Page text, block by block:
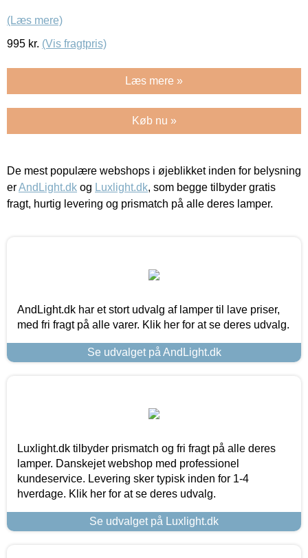
(Læs mere)
995 kr. (Vis fragtpris)
Læs mere »
Køb nu »
De mest populære webshops i øjeblikket inden for belysning
erAndLight.dk og Luxlight.dk, som begge tilbyder gratis
fragt, hurtig levering og prismatch på alle deres lamper.
AndLight.dk har et stort udvalg af lamper til lave priser,
med fri fragt på alle varer. Klik her for at se deres udvalg.
Se udvalget på AndLight.dk
Luxlight.dk tilbyder prismatch og fri fragt på alle deres
lamper. Danskejet webshop med professionel
kundeservice. Levering sker typisk inden for 1-4
hverdage. Klik her for at se deres udvalg.
Se udvalget på Luxlight.dk